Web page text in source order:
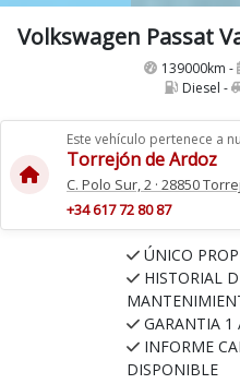
139000km -
Diesel -
Este vehículo pertenece a
Torrejón de Ardoz
C. Polo Sur, 2 · 28850
+34 617 72 80 87
ÚNICO
HISTORIAL
GARANTIA 1
INFORME
DISPONIBLE